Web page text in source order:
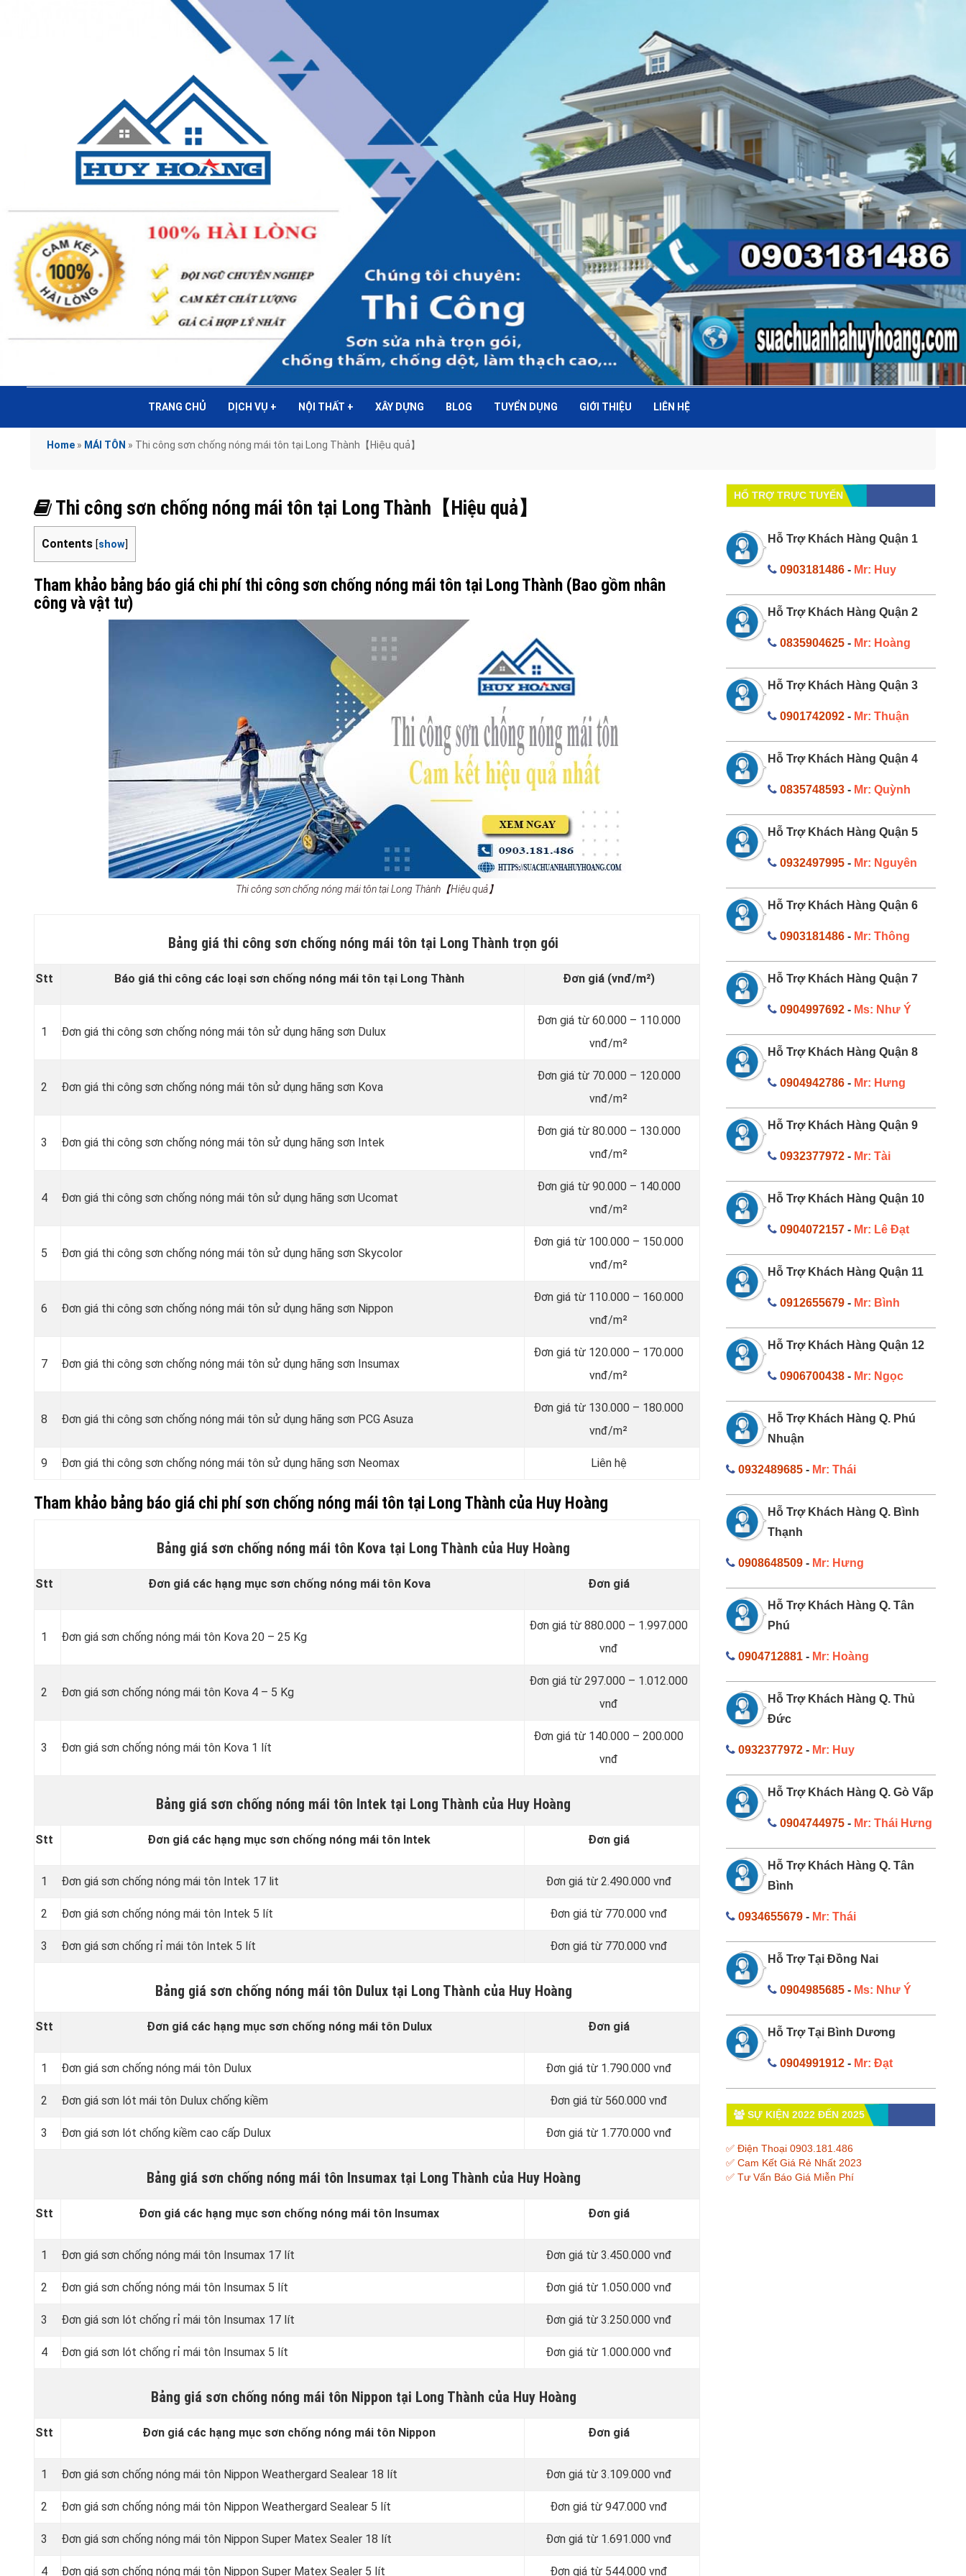
TRANG CHỦ DỊCH VỤ + NỘI THẤT + XÂY DỰNG BLOG TUYỂN DỤNG GIỚI THIỆU LIÊN HỆ
Home » MÁI TÔN » Thi công sơn chống nóng mái tôn tại Long Thành【Hiệu quả】
Thi công sơn chống nóng mái tôn tại Long Thành【Hiệu quả】
Contents [show]
Tham khảo bảng báo giá chi phí thi công sơn chống nóng mái tôn tại Long Thành (Bao gồm nhân
công và vật tư)
Thi công sơn chống nóng mái tôn tại Long Thành【Hiệu quả】
Bảng giá thi công sơn chống nóng mái tôn tại Long Thành trọn gói
Stt Báo giá thi công các loại sơn chống nóng mái tôn tại Long Thành Đơn giá (vnđ/m²)
1 Đơn giá thi công sơn chống nóng mái tôn sử dụng hãng sơn Dulux
Đơn giá từ 60.000 – 110.000
vnđ/m²
2 Đơn giá thi công sơn chống nóng mái tôn sử dụng hãng sơn Kova
Đơn giá từ 70.000 – 120.000
vnđ/m²
3 Đơn giá thi công sơn chống nóng mái tôn sử dụng hãng sơn Intek
Đơn giá từ 80.000 – 130.000
vnđ/m²
4 Đơn giá thi công sơn chống nóng mái tôn sử dụng hãng sơn Ucomat
Đơn giá từ 90.000 – 140.000
vnđ/m²
5 Đơn giá thi công sơn chống nóng mái tôn sử dụng hãng sơn Skycolor
Đơn giá từ 100.000 – 150.000
vnđ/m²
6 Đơn giá thi công sơn chống nóng mái tôn sử dụng hãng sơn Nippon
Đơn giá từ 110.000 – 160.000
vnđ/m²
7 Đơn giá thi công sơn chống nóng mái tôn sử dụng hãng sơn Insumax
Đơn giá từ 120.000 – 170.000
vnđ/m²
8 Đơn giá thi công sơn chống nóng mái tôn sử dụng hãng sơn PCG Asuza
Đơn giá từ 130.000 – 180.000
vnđ/m²
9 Đơn giá thi công sơn chống nóng mái tôn sử dụng hãng sơn Neomax Liên hệ
Tham khảo bảng báo giá chi phí sơn chống nóng mái tôn tại Long Thành của Huy Hoàng
Bảng giá sơn chống nóng mái tôn Kova tại Long Thành của Huy Hoàng
Stt Đơn giá các hạng mục sơn chống nóng mái tôn Kova Đơn giá
1 Đơn giá sơn chống nóng mái tôn Kova 20 – 25 Kg
Đơn giá từ 880.000 – 1.997.000
vnđ
2 Đơn giá sơn chống nóng mái tôn Kova 4 – 5 Kg
Đơn giá từ 297.000 – 1.012.000
vnđ
3 Đơn giá sơn chống nóng mái tôn Kova 1 lít
Đơn giá từ 140.000 – 200.000
vnđ
Bảng giá sơn chống nóng mái tôn Intek tại Long Thành của Huy Hoàng
Stt Đơn giá các hạng mục sơn chống nóng mái tôn Intek Đơn giá
1 Đơn giá sơn chống nóng mái tôn Intek 17 lit Đơn giá từ 2.490.000 vnđ
2 Đơn giá sơn chống nóng mái tôn Intek 5 lít Đơn giá từ 770.000 vnđ
3 Đơn giá sơn chống rỉ mái tôn Intek 5 lít Đơn giá từ 770.000 vnđ
Bảng giá sơn chống nóng mái tôn Dulux tại Long Thành của Huy Hoàng
Stt Đơn giá các hạng mục sơn chống nóng mái tôn Dulux Đơn giá
1 Đơn giá sơn chống nóng mái tôn Dulux Đơn giá từ 1.790.000 vnđ
2 Đơn giá sơn lót mái tôn Dulux chống kiềm Đơn giá từ 560.000 vnđ
3 Đơn giá sơn lót chống kiềm cao cấp Dulux Đơn giá từ 1.770.000 vnđ
Bảng giá sơn chống nóng mái tôn Insumax tại Long Thành của Huy Hoàng
Stt Đơn giá các hạng mục sơn chống nóng mái tôn Insumax Đơn giá
1 Đơn giá sơn chống nóng mái tôn Insumax 17 lít Đơn giá từ 3.450.000 vnđ
2 Đơn giá sơn chống nóng mái tôn Insumax 5 lít Đơn giá từ 1.050.000 vnđ
3 Đơn giá sơn lót chống rỉ mái tôn Insumax 17 lít Đơn giá từ 3.250.000 vnđ
4 Đơn giá sơn lót chống rỉ mái tôn Insumax 5 lít Đơn giá từ 1.000.000 vnđ
Bảng giá sơn chống nóng mái tôn Nippon tại Long Thành của Huy Hoàng
Stt Đơn giá các hạng mục sơn chống nóng mái tôn Nippon Đơn giá
1 Đơn giá sơn chống nóng mái tôn Nippon Weathergard Sealear 18 lít Đơn giá từ 3.109.000 vnđ
2 Đơn giá sơn chống nóng mái tôn Nippon Weathergard Sealear 5 lít Đơn giá từ 947.000 vnđ
3 Đơn giá sơn chống nóng mái tôn Nippon Super Matex Sealer 18 lít Đơn giá từ 1.691.000 vnđ
4 Đơn giá sơn chống nóng mái tôn Nippon Super Matex Sealer 5 lít Đơn giá từ 544.000 vnđ
HỔ TRỢ TRỰC TUYẾN
Hỗ Trợ Khách Hàng Quận 1
0903181486 - Mr: Huy
Hỗ Trợ Khách Hàng Quận 2
0835904625 - Mr: Hoàng
Hỗ Trợ Khách Hàng Quận 3
0901742092 - Mr: Thuận
Hỗ Trợ Khách Hàng Quận 4
0835748593 - Mr: Quỳnh
Hỗ Trợ Khách Hàng Quận 5
0932497995 - Mr: Nguyên
Hỗ Trợ Khách Hàng Quận 6
0903181486 - Mr: Thông
Hỗ Trợ Khách Hàng Quận 7
0904997692 - Ms: Như Ý
Hỗ Trợ Khách Hàng Quận 8
0904942786 - Mr: Hưng
Hỗ Trợ Khách Hàng Quận 9
0932377972 - Mr: Tài
Hỗ Trợ Khách Hàng Quận 10
0904072157 - Mr: Lê Đạt
Hỗ Trợ Khách Hàng Quận 11
0912655679 - Mr: Bình
Hỗ Trợ Khách Hàng Quận 12
0906700438 - Mr: Ngọc
Hỗ Trợ Khách Hàng Q. Phú
Nhuận
0932489685- Mr: Thái
Hỗ Trợ Khách Hàng Q. Bình
Thạnh
0908648509- Mr: Hưng
Hỗ Trợ Khách Hàng Q. Tân
Phú
0904712881- Mr: Hoàng
Hỗ Trợ Khách Hàng Q. Thủ
Đức
0932377972- Mr: Huy
Hỗ Trợ Khách Hàng Q. Gò Vấp
0904744975 - Mr: Thái Hưng
Hỗ Trợ Khách Hàng Q. Tân
Bình
0934655679- Mr: Thái
Hỗ Trợ Tại Đồng Nai
0904985685 - Ms: Như Ý
Hỗ Trợ Tại Bình Dương
0904991912 - Mr: Đạt
SỰ KIỆN 2022 ĐẾN 2025
✅ Điện Thoại 0903.181.486
✅ Cam Kết Giá Rẻ Nhất 2023
✅ Tư Vấn Báo Giá Miễn Phí